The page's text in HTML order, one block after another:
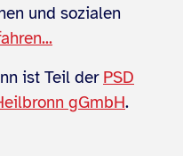
und sozialen
ist Teil der PSD
gGmbH.